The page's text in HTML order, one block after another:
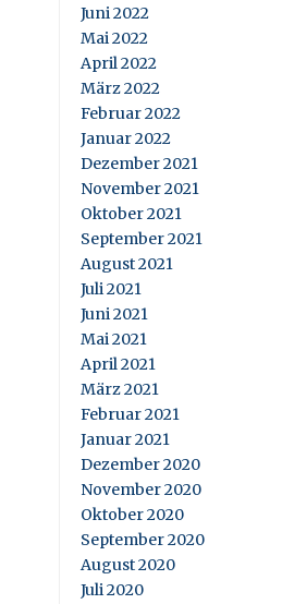
Juni 2022
Mai 2022
April 2022
März 2022
Februar 2022
Januar 2022
Dezember 2021
November 2021
Oktober 2021
September 2021
August 2021
Juli 2021
Juni 2021
Mai 2021
April 2021
März 2021
Februar 2021
Januar 2021
Dezember 2020
November 2020
Oktober 2020
September 2020
August 2020
Juli 2020